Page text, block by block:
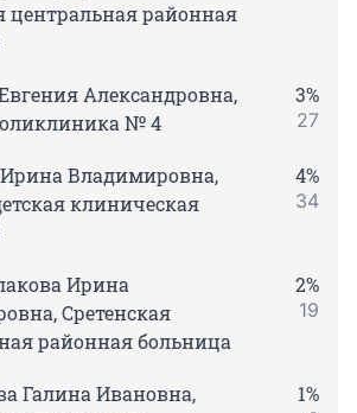
центральная районная
Александровна,
№ 4
3%
27
Ирина Владимировна,
клиническая
4%
34
Ирина
Сретенская
районная больница
2%
19
Галина Ивановна,
1%